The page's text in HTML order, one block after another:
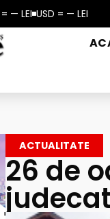
= — LEI USD = — LEI
caniculă, în
ACTUALITATE
26 de